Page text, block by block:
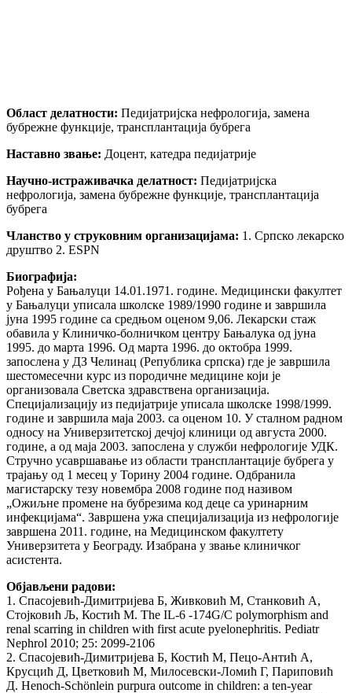
Област делатности: Педијатријска нефрологија, замена
бубрежне функције, трансплантација бубрега
Наставно звање: Доцент, катедра педијатрије
Научно-истраживачка делатност: Педијатријска
нефрологија, замена бубрежне функције, трансплантација
бубрега
Чланство у струковним организацијама: 1. Српско лекарско
друштво 2. ESPN
Биографија:
Рођена у Бањалуци 14.01.1971. године. Медицински факултет
у Бањалуци уписала школске 1989/1990 године и завршила
јуна 1995 године са средњом оценом 9,06. Лекарски стаж
обавила у Клиничко-болничком центру Бањалука од јуна
1995. до марта 1996. Од марта 1996. до октобра 1999.
запослена у ДЗ Челинац (Република српска) где је завршила
шестомесечни курс из породичне медицине који је
организовала Светска здравствена организација.
Специјализацију из педијатрије уписала школске 1998/1999.
године и завршила маја 2003. са оценом 10. У сталном радном
односу на Универзитетској дечјој клиници од августа 2000.
године, а од маја 2003. запослена у служби нефрологије УДК.
Стручно усавршавање из области трансплантације бубрега у
трајању од 1 месец у Торину 2004 године. Одбранила
магистарску тезу новембра 2008 године под називом
„Ожиљне промене на бубрезима код деце са уринарним
инфекцијама“. Завршена ужа специјализација из нефрологије
завршена 2011. године, на Медицинском факултету
Универзитета у Београду. Изабрана у звање клиничког
асистента.
Објављени радови:
1. Спасојевић-Димитријева Б, Живковић М, Станковић А,
Стојковић Љ, Костић М. The IL-6 -174G/C polymorphism and
renal scarring in children with first acute pyelonephritis. Pediatr
Nephrol 2010; 25: 2099-2106
2. Спасојевић-Димитријева Б, Костић М, Пецо-Антић А,
Крусцић Д, Цветковић М, Милосевски-Ломић Г, Париповић
Д. Henoch-Schönlein purpura outcome in children: a ten-year